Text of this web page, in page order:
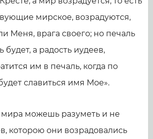
мирское, возрадуются,
Меня, врага своего; но печаль
будет, а радость иудеев,
им в печаль, когда по
славиться имя Мое».
можешь разуметь и не
которою они возрадовались